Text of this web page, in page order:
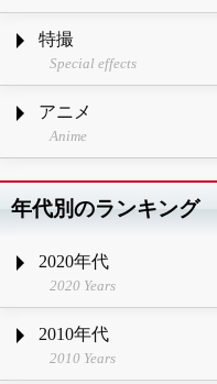
特撮
Special effects
アニメ
Anime
年代別のランキング
2020年代
2020 Years
2010年代
2010 Years